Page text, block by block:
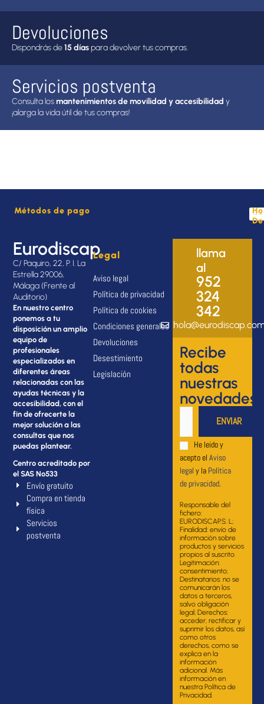
Devoluciones
Dispondrás de15 díaspara devolver tus compras.
Servicios postventa
Consulta losmantenimientos de movilidad y accesibilidad y
¡alarga la vida útil de tus compras!
Métodos de pago
Eurodiscap
C/ Paquiro, 22, P. I. La
Estrella 29006,
Málaga (Frente al
Auditorio)
En nuestro centro
ponemos a tu
disposición un amplio
equipo de
profesionales
especializados en
diferentes áreas
relacionadas con las
ayudas técnicas y la
accesibilidad, con el
fin de ofrecerte la
mejor solución a las
consultas que nos
puedas plantear.
Centro acreditado por
el SAS Nº533
Envío gratuito
Compra en tienda
física
Servicios
postventa
Legal
Aviso legal
Política de privacidad
Política de cookies
Condiciones generales
Devoluciones
Desestimiento
Legislación
llama
al
952
324
342
Recibe
todas
nuestras
novedades
He leido y
acepto el Aviso
legal y la Política
de privacidad.
Responsable del
fichero:
EURODISCAP.S. L;
Finalidad: envío de
información sobre
productos y servicios
propios al suscrito.
Legitimación:
consentimiento;
Destinatarios: no se
comunicarán los
datos a terceros,
salvo obligación
legal; Derechos:
acceder, rectificar y
suprimir los datos, así
como otros
derechos, como se
explica en la
información
adicional. Más
información en
nuestra Política de
Privacidad.